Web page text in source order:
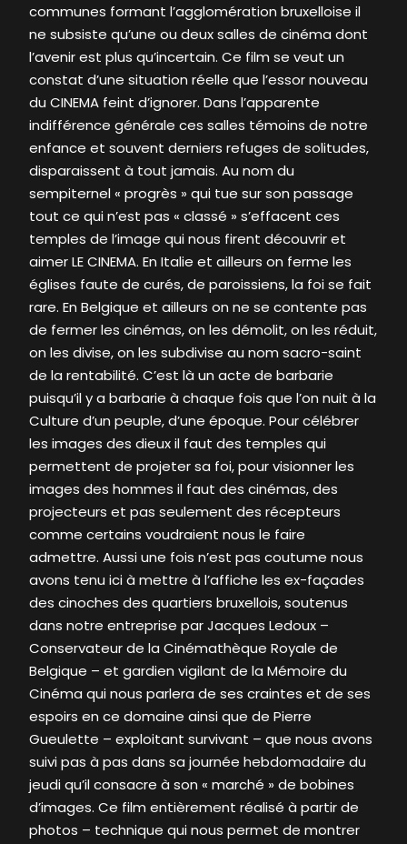
communes formant l’agglomération bruxelloise il
ne subsiste qu’une ou deux salles de cinéma dont
l’avenir est plus qu’incertain. Ce film se veut un
constat d’une situation réelle que l’essor nouveau
du CINEMA feint d’ignorer. Dans l’apparente
indifférence générale ces salles témoins de notre
enfance et souvent derniers refuges de solitudes,
disparaissent à tout jamais. Au nom du
sempiternel « progrès » qui tue sur son passage
tout ce qui n’est pas « classé » s’effacent ces
temples de l’image qui nous firent découvrir et
aimer LE CINEMA. En Italie et ailleurs on ferme les
églises faute de curés, de paroissiens, la foi se fait
rare. En Belgique et ailleurs on ne se contente pas
de fermer les cinémas, on les démolit, on les réduit,
on les divise, on les subdivise au nom sacro-saint
de la rentabilité. C’est là un acte de barbarie
puisqu’il y a barbarie à chaque fois que l’on nuit à la
Culture d’un peuple, d’une époque. Pour célébrer
les images des dieux il faut des temples qui
permettent de projeter sa foi, pour visionner les
images des hommes il faut des cinémas, des
projecteurs et pas seulement des récepteurs
comme certains voudraient nous le faire
admettre. Aussi une fois n’est pas coutume nous
avons tenu ici à mettre à l’affiche les ex-façades
des cinoches des quartiers bruxellois, soutenus
dans notre entreprise par Jacques Ledoux –
Conservateur de la Cinémathèque Royale de
Belgique – et gardien vigilant de la Mémoire du
Cinéma qui nous parlera de ses craintes et de ses
espoirs en ce domaine ainsi que de Pierre
Gueulette – exploitant survivant – que nous avons
suivi pas à pas dans sa journée hebdomadaire du
jeudi qu’il consacre à son « marché » de bobines
d’images. Ce film entièrement réalisé à partir de
photos – technique qui nous permet de montrer